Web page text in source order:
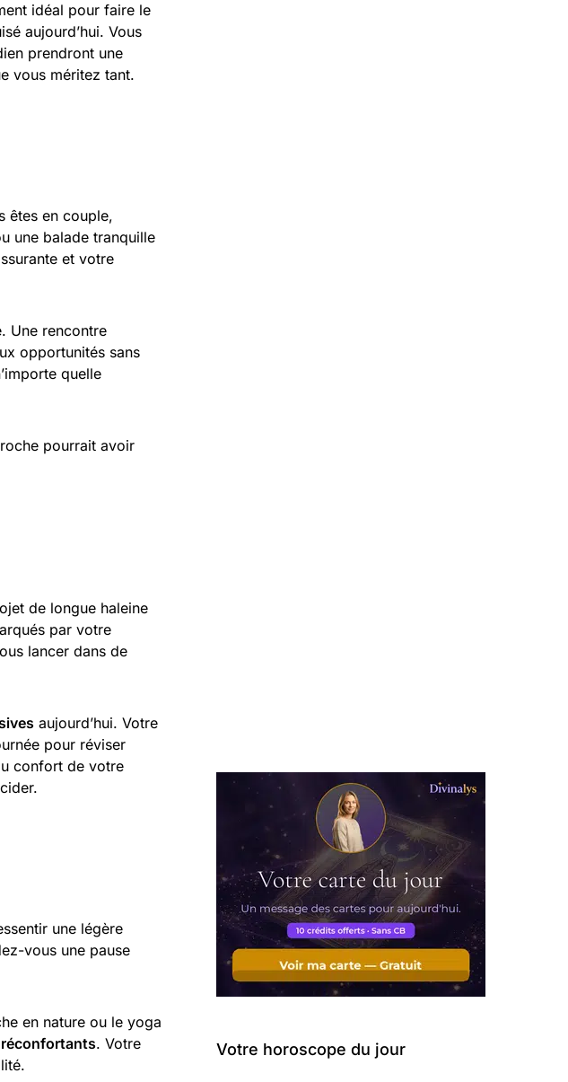
idéal pour faire le
aujourd’hui. Vous
prendront une
vous méritez tant.
êtes en couple,
une balade tranquille
et votre
Une rencontre
opportunités sans
quelle
pourrait avoir
de longue haleine
par votre
lancer dans de
aujourd’hui. Votre
pour réviser
confort de votre
une légère
vous une pause
en nature ou le yoga
. Votre
Votre horoscope du jour